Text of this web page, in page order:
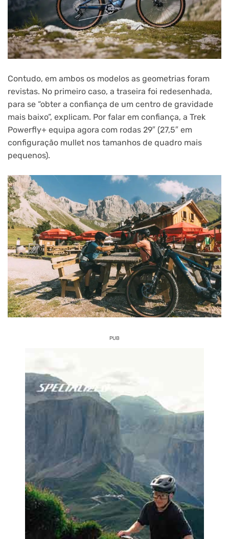
Contudo, em ambos os modelos as geometrias foram
revistas. No primeiro caso, a traseira foi redesenhada,
para se “obter a confiança de um centro de gravidade
mais baixo”, explicam. Por falar em confiança, a Trek
Powerfly+ equipa agora com rodas 29″ (27,5″ em
configuração mullet nos tamanhos de quadro mais
pequenos).
PUB